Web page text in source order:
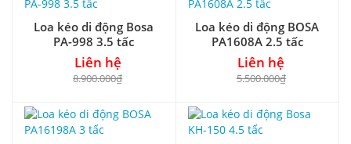
Loa kéo di động Bosa
PA-998 3.5 tấc
Liên hệ
8.900.000₫
Loa kéo di động BOSA
PA1608A 2.5 tấc
Liên hệ
5.500.000₫